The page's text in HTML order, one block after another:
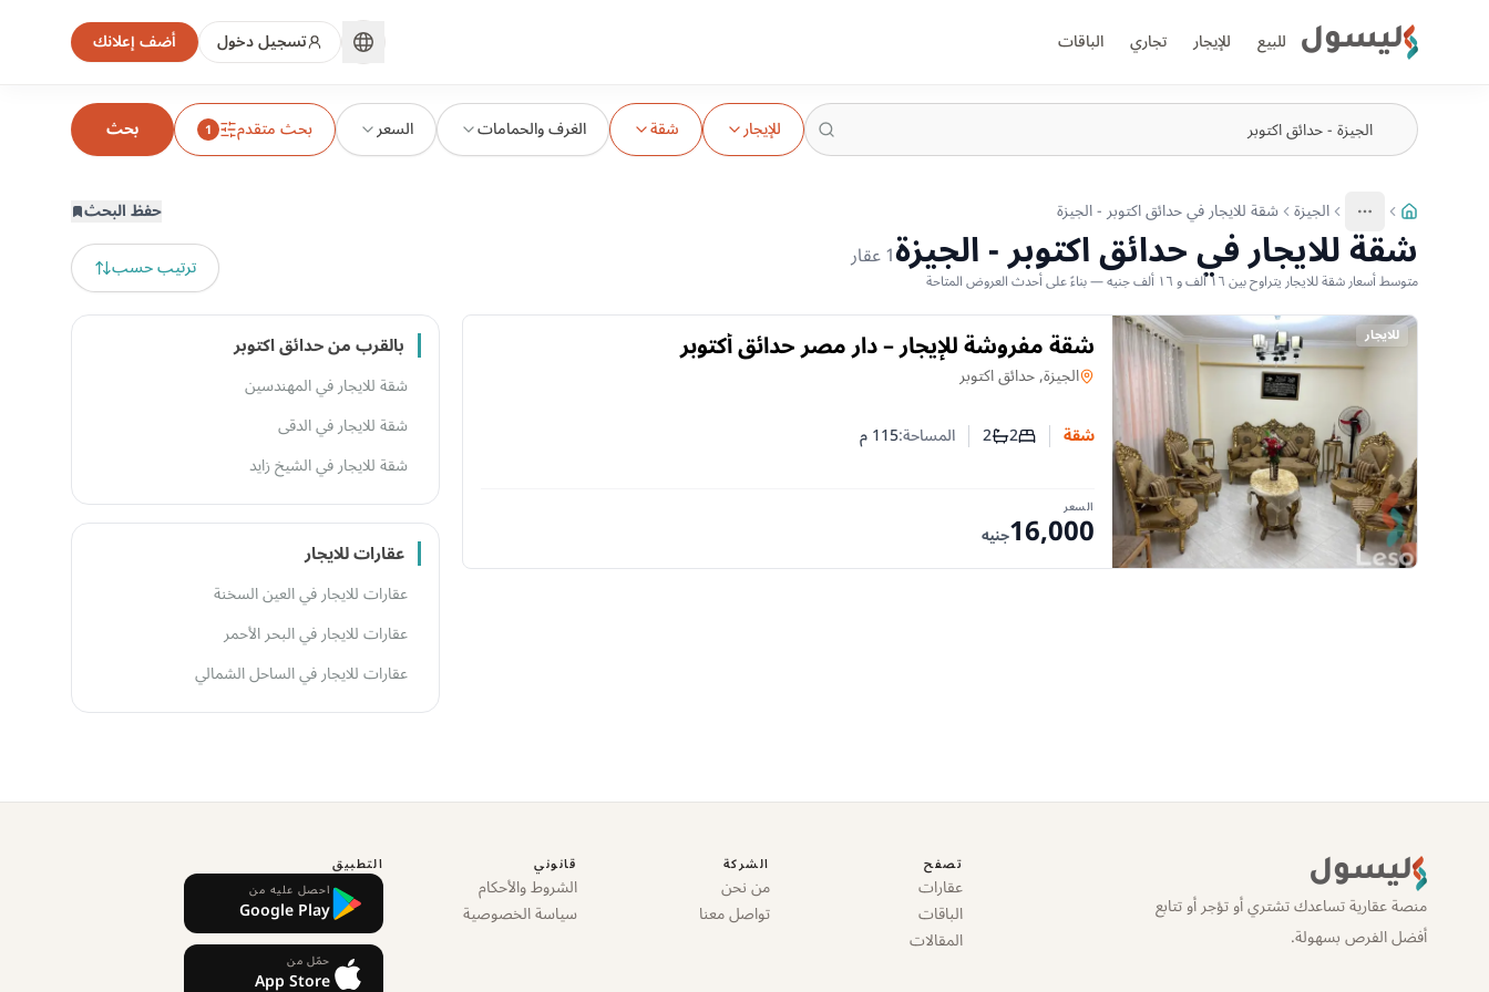
ليسول للبيع للإيجار تجاري الباقات تسجيل دخول أضف إعلانك
للإيجار شقة الغرف والحمامات السعر بحث متقدم 1 بحث
More
عرض المزيد من المسارات
الجيزة شقة للايجار في حدائق اكتوبر - الجيزة حفظ البحث
شقة للايجار في حدائق اكتوبر - الجيزة1عقار
متوسط أسعار شقة للايجار يتراوح بين ١٦ ألف و ١٦ ألف جنيه — بناءً على أحدث العروض المتاحة ترتيب حسب
للايجار شقة مفروشة للإيجار – دار مصر حدائق أكتوبر
شقةفي
الجيزة, حدائق اكتوبر
شقة
عدد غرف النوم
2عدد الحمامات
2 المساحة:115م
السعر
16,000جنيه
بالقرب من حدائق اكتوبر
شقة للايجار في المهندسين
شقة للايجار في الدقى
شقة للايجار في الشيخ زايد
عقارات للايجار
عقارات للايجار في العين السخنة
عقارات للايجار في البحر الأحمر
عقارات للايجار في الساحل الشمالي
ليسول
منصة عقارية تساعدك تشتري أو تؤجر أو تتابع
أفضل الفرص بسهولة.
تصفح
عقارات
الباقات
المقالات
الشركة
من نحن
تواصل معنا
قانوني
الشروط والأحكام
سياسة الخصوصية
التطبيق
احصل عليه من
Google Play
حمّل من
App Store